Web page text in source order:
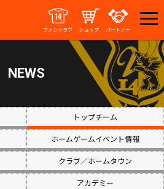
ファンクラブ ショップ パートナー
NEWS
トップチーム
ホームゲームイベント情報
クラブ／ホームタウン
アカデミー